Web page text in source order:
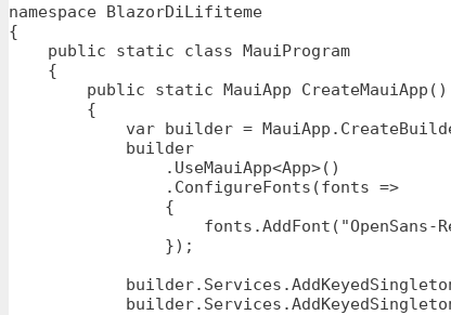
namespace BlazorDiLifiteme
{
    public static class MauiProgram
    {
        public static MauiApp CreateMauiApp()
        {
var builder =
            builder
                .UseMauiApp<App>()
                .ConfigureFonts(fonts =>
                {
fonts.AddFont("OpenSans-
                });